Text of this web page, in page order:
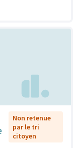
Non retenue
par le tri
citoyen